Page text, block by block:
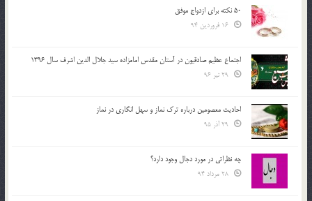
50 نکته برای ازدواج موفق
اجتماع عظیم صادقیون در آستان مقدس امامزاده سید جلال الدین اشرف سال 1396
احادیث معصومین درباره ترک نماز و سهل انگاری در نماز
چه نظراتی در مورد دجال وجود دارد؟